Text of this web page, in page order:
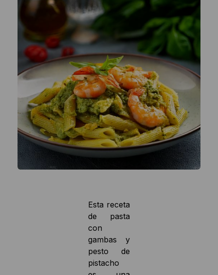
Esta receta
de pasta
con
gambas y
pesto de
pistacho